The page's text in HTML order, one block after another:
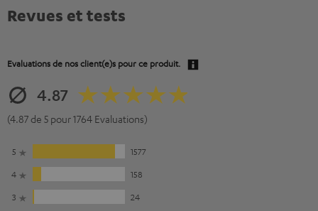
Revues et tests
Evaluations de nos client(e)s pour ce produit.
4.87
(4.87 de 5 pour 1764 Evaluations)
5
1577
4
158
3
24